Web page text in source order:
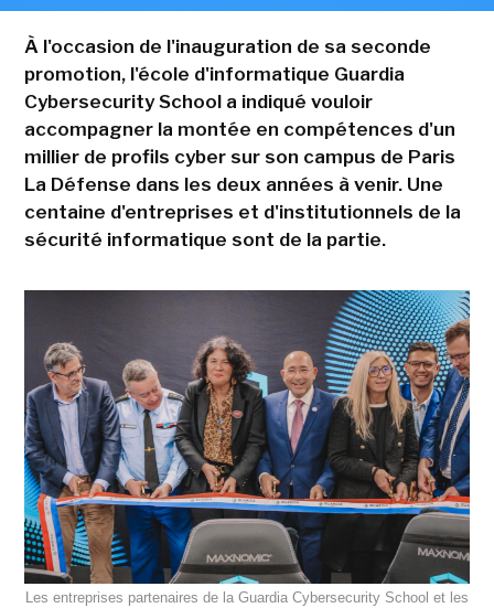
À l'occasion de l'inauguration de sa seconde
promotion, l'école d'informatique Guardia
Cybersecurity School a indiqué vouloir
accompagner la montée en compétences d'un
millier de profils cyber sur son campus de Paris
La Défense dans les deux années à venir. Une
centaine d'entreprises et d'institutionnels de la
sécurité informatique sont de la partie.
Les entreprises partenaires de la Guardia Cybersecurity School et les